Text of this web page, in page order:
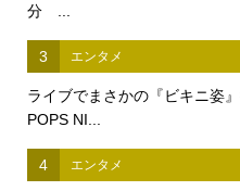
分 ...
3 エンタメ
ライブでまさかの『ビキニ姿
POPS NI...
4 エンタメ